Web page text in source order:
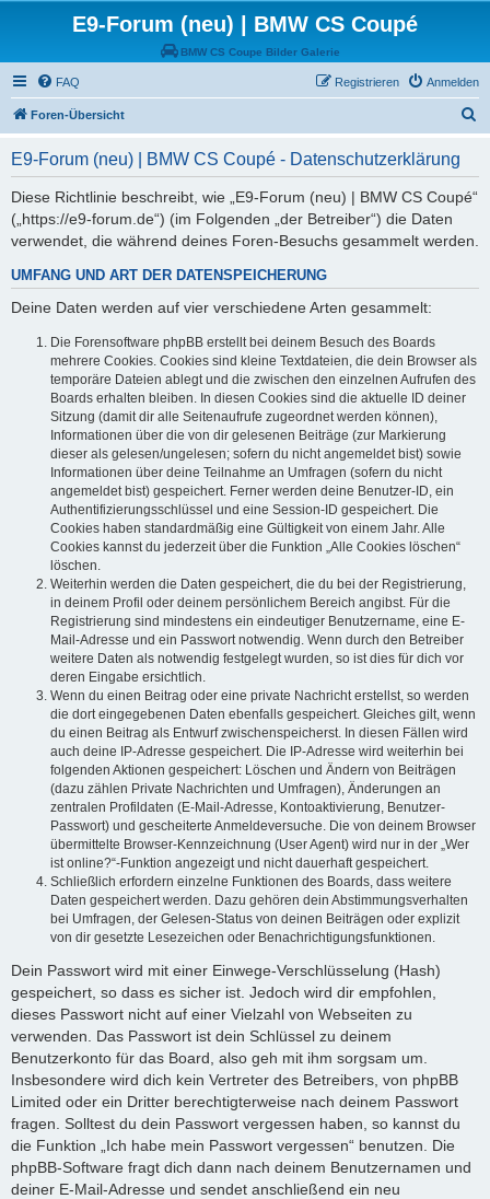
E9-Forum (neu) | BMW CS Coupé
BMW CS Coupe Bilder Galerie
FAQ Anmelden
Registrieren
Foren-Übersicht
E9-Forum (neu) | BMW CS Coupé - Datenschutzerklärung
Diese Richtlinie beschreibt, wie „E9-Forum (neu) | BMW CS Coupé“
(„https://e9-forum.de“) (im Folgenden „der Betreiber“) die Daten
verwendet, die während deines Foren-Besuchs gesammelt werden.
UMFANG UND ART DER DATENSPEICHERUNG
Deine Daten werden auf vier verschiedene Arten gesammelt:
Die Forensoftware phpBB erstellt bei deinem Besuch des Boards
mehrere Cookies. Cookies sind kleine Textdateien, die dein Browser als
temporäre Dateien ablegt und die zwischen den einzelnen Aufrufen des
Boards erhalten bleiben. In diesen Cookies sind die aktuelle ID deiner
Sitzung (damit dir alle Seitenaufrufe zugeordnet werden können),
Informationen über die von dir gelesenen Beiträge (zur Markierung
dieser als gelesen/ungelesen; sofern du nicht angemeldet bist) sowie
Informationen über deine Teilnahme an Umfragen (sofern du nicht
angemeldet bist) gespeichert. Ferner werden deine Benutzer-ID, ein
Authentifizierungsschlüssel und eine Session-ID gespeichert. Die
Cookies haben standardmäßig eine Gültigkeit von einem Jahr. Alle
Cookies kannst du jederzeit über die Funktion „Alle Cookies löschen“
löschen.
Weiterhin werden die Daten gespeichert, die du bei der Registrierung,
in deinem Profil oder deinem persönlichem Bereich angibst. Für die
Registrierung sind mindestens ein eindeutiger Benutzername, eine E-
Mail-Adresse und ein Passwort notwendig. Wenn durch den Betreiber
weitere Daten als notwendig festgelegt wurden, so ist dies für dich vor
deren Eingabe ersichtlich.
Wenn du einen Beitrag oder eine private Nachricht erstellst, so werden
die dort eingegebenen Daten ebenfalls gespeichert. Gleiches gilt, wenn
du einen Beitrag als Entwurf zwischenspeicherst. In diesen Fällen wird
auch deine IP-Adresse gespeichert. Die IP-Adresse wird weiterhin bei
folgenden Aktionen gespeichert: Löschen und Ändern von Beiträgen
(dazu zählen Private Nachrichten und Umfragen), Änderungen an
zentralen Profildaten (E-Mail-Adresse, Kontoaktivierung, Benutzer-
Passwort) und gescheiterte Anmeldeversuche. Die von deinem Browser
übermittelte Browser-Kennzeichnung (User Agent) wird nur in der „Wer
ist online?“-Funktion angezeigt und nicht dauerhaft gespeichert.
Schließlich erfordern einzelne Funktionen des Boards, dass weitere
Daten gespeichert werden. Dazu gehören dein Abstimmungsverhalten
bei Umfragen, der Gelesen-Status von deinen Beiträgen oder explizit
von dir gesetzte Lesezeichen oder Benachrichtigungsfunktionen.
Dein Passwort wird mit einer Einwege-Verschlüsselung (Hash)
gespeichert, so dass es sicher ist. Jedoch wird dir empfohlen,
dieses Passwort nicht auf einer Vielzahl von Webseiten zu
verwenden. Das Passwort ist dein Schlüssel zu deinem
Benutzerkonto für das Board, also geh mit ihm sorgsam um.
Insbesondere wird dich kein Vertreter des Betreibers, von phpBB
Limited oder ein Dritter berechtigterweise nach deinem Passwort
fragen. Solltest du dein Passwort vergessen haben, so kannst du
die Funktion „Ich habe mein Passwort vergessen“ benutzen. Die
phpBB-Software fragt dich dann nach deinem Benutzernamen und
deiner E-Mail-Adresse und sendet anschließend ein neu